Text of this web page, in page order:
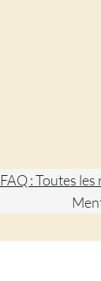
FAQ : Toutes